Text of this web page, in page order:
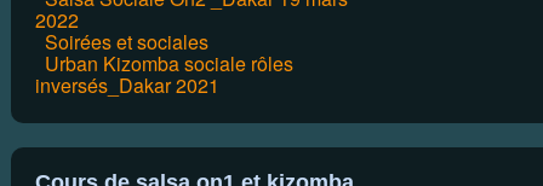
2022
Soirées et sociales
Urban Kizomba sociale rôles
inversés_Dakar 2021